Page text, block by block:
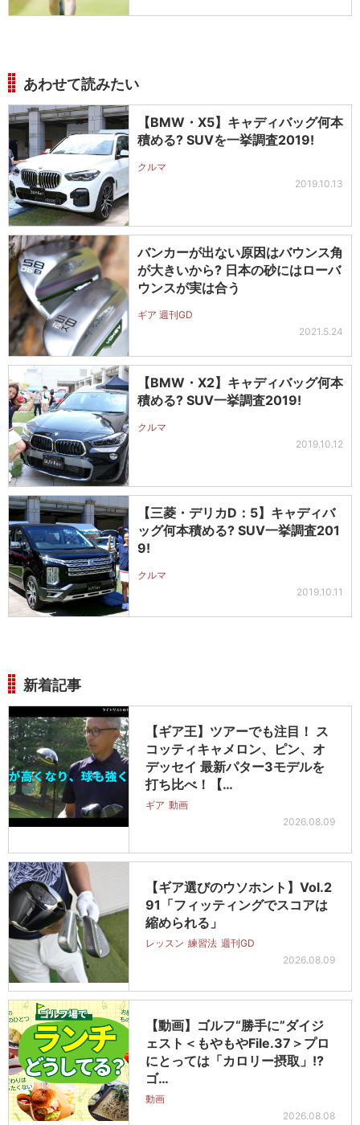
あわせて読みたい
【BMW・X5】キャディバッグ何本
積める? SUVを一挙調査2019!
クルマ
2019.10.13
バンカーが出ない原因はバウンス角
が大きいから? 日本の砂にはローバ
ウンスが実は合う
ギア 週刊GD
2021.5.24
【BMW・X2】キャディバッグ何本
積める? SUV一挙調査2019!
クルマ
2019.10.12
【三菱・デリカD：5】キャディバ
ッグ何本積める? SUV一挙調査201
9!
クルマ
2019.10.11
新着記事
【ギア王】ツアーでも注目！ ス
コッティキャメロン、ピン、オ
デッセイ 最新パター3モデルを
打ち比べ！【…
ギア 動画
2026.08.09
【ギア選びのウソホント】Vol.2
91「フィッティングでスコアは
縮められる」
レッスン 練習法 週刊GD
2026.08.09
【動画】ゴルフ“勝手に”ダイジ
ェスト＜もやもやFile.37＞プロ
にとっては「カロリー摂取」!?
ゴ…
動画
2026.08.08